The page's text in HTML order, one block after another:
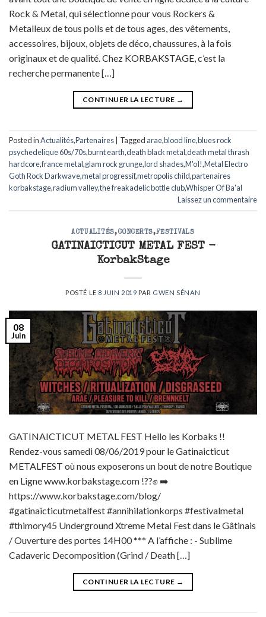
Rock & Metal, qui sélectionne pour vous Rockers &
Metalleux de tous poils et de tous ages, des vêtements,
accessoires, bijoux, objets de déco, chaussures, à la fois
originaux et de qualité. Chez KORBAKSTAGE, c’est la
recherche permanente […]
CONTINUER LA LECTURE →
Posted inActualités,Partenaires Tagged arae,blood line,blues rock
psychedelique 60s/70s,burnt earth,death black metal,death metal thrash
hardcore,france metal,glam rock grunge,lord shades,M'oÏ!,Metal Electro
Goth Rock Darkwave,metal progressif,metropolis child,partenaires
korbakstage,radium valley,the freakadelic bottle club,Whisper Of Ba'al
Laissez un commentaire
ACTUALITÉS,CONCERTS,FESTIVALS
GATINAICTICUT METAL FEST -
KorbakStage
POSTÉ LE 8 JUIN 2019 PAR GWEN SÉNAN
08
Juin
GATINAICTICUT METAL FEST Hello les Korbaks !!
Rendez-vous samedi 08/06/2019 pour le Gatinaicticut
METALFEST où nous exposerons un bout de notre Boutique
en Ligne www.korbakstage.com !??✊ ➡️
https://www.korbakstage.com/blog/
#gatinaicticutmetalfest #annihilationkorps #festivalmetal
#thimory45 Underground Xtreme Metal Fest dans le Gâtinais
/ Ouverture des portes 14H00 *** A l’affiche : - Sublime
Cadaveric Decomposition (Grind / Death […]
CONTINUER LA LECTURE →